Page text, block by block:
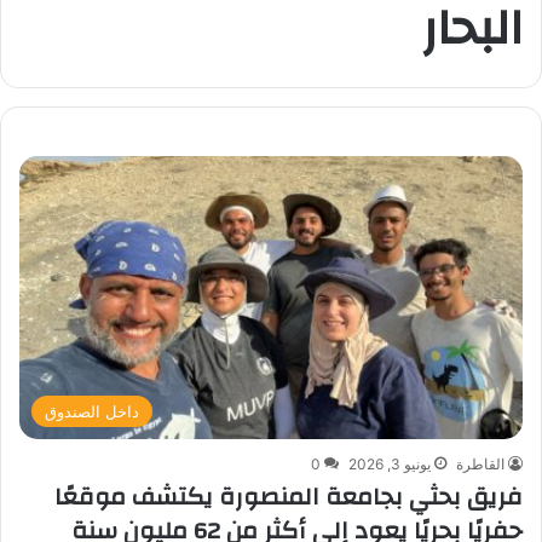
البحار
داخل الصندوق
القاطرة يونيو 3, 2026 0
فريق بحثي بجامعة المنصورة يكتشف موقعًا
حفريًا بحريًا يعود إلى أكثر من 62 مليون سنة